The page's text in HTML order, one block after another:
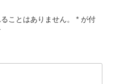
ことはありません。 * が付